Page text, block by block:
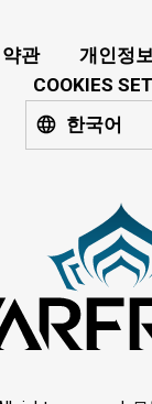
관 개인정
COOKIES
한국어